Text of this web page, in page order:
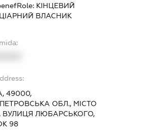
КІНЦЕВИЙ
ВЛАСНИК
49000,
ОБЛ., МІСТО
ВУЛИЦЯ ЛЮБАРСЬКОГО,
98